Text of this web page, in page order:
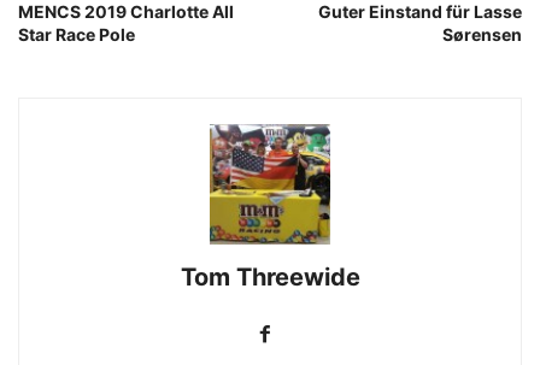
MENCS 2019 Charlotte All
Star Race Pole
Guter Einstand für Lasse
Sørensen
Tom Threewide